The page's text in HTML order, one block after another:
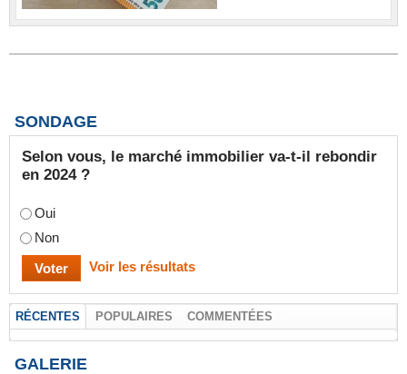
SONDAGE
Selon vous, le marché immobilier va-t-il rebondir
en 2024 ?
Oui
Non
Voir les résultats
RÉCENTES POPULAIRES COMMENTÉES
GALERIE